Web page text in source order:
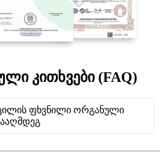
კითხვები (FAQ)
ფხვნილი ორგანული